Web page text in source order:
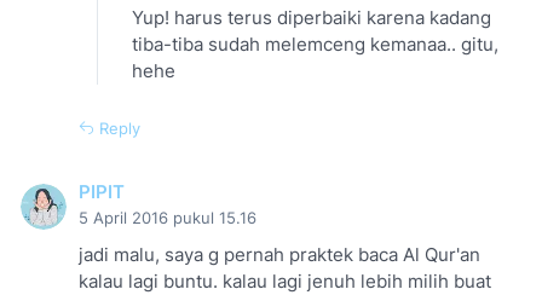
Yup! harus terus diperbaiki karena kadang
tiba-tiba sudah melemceng kemanaa.. gitu,
hehe
Reply
PIPIT
5 April 2016 pukul 15.16
jadi malu, saya g pernah praktek baca Al Qur'an
kalau lagi buntu. kalau lagi jenuh lebih milih buat